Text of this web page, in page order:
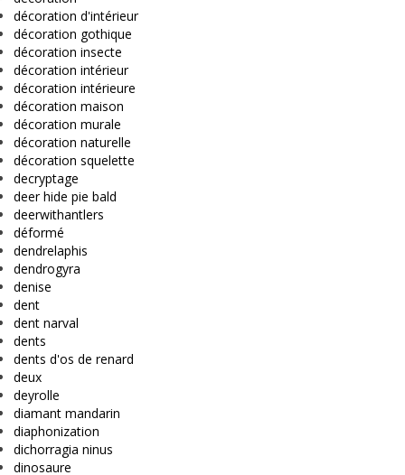
décoration d'intérieur
décoration gothique
décoration insecte
décoration intérieur
décoration intérieure
décoration maison
décoration murale
décoration naturelle
décoration squelette
decryptage
deer hide pie bald
deerwithantlers
déformé
dendrelaphis
dendrogyra
denise
dent
dent narval
dents
dents d'os de renard
deux
deyrolle
diamant mandarin
diaphonization
dichorragia ninus
dinosaure